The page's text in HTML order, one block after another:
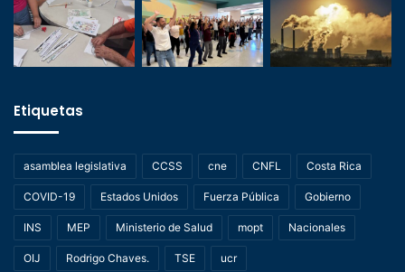
Etiquetas
asamblea legislativa CCSS cne CNFL Costa Rica
COVID-19 Estados Unidos Fuerza Pública Gobierno
INS MEP Ministerio de Salud mopt Nacionales
OIJ Rodrigo Chaves. TSE ucr